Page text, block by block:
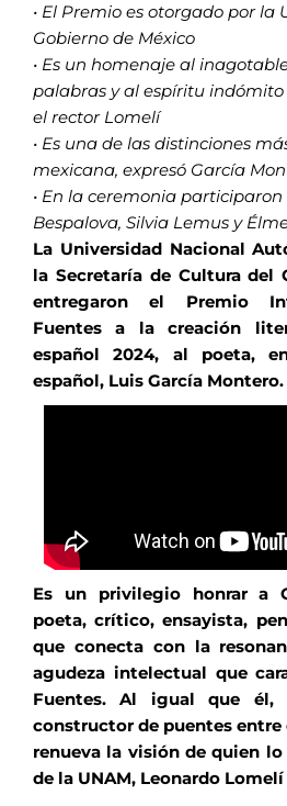
• El Premio es otorgado por la
Gobierno de México
• Es un homenaje al
palabras y al espíritu
el rector Lomelí
• Es una de las distinciones
mexicana, expresó García
• En la ceremonia
Bespalova, Silvia Lemus y
La Universidad Nacional
la Secretaría de Cultura del
entregaron el Premio
Fuentes a la creación
español 2024, al poeta,
español, Luis García Montero.
Es un privilegio honrar a
poeta, crítico, ensayista,
que conecta con la
agudeza intelectual que
Fuentes. Al igual que
constructor de puentes
renueva la visión de quien
de la UNAM, Leonardo Lomelí